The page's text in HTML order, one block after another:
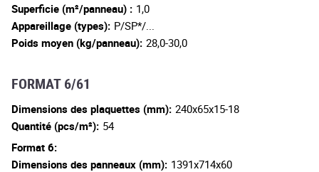
Superficie (m²/panneau) : 1,0
Appareillage (types): P/SP*/...
Poids moyen (kg/panneau): 28,0-30,0
FORMAT 6/61
Dimensions des plaquettes (mm): 240x65x15-18
Quantité (pcs/m²): 54
Format 6:
Dimensions des panneaux (mm): 1391x714x60